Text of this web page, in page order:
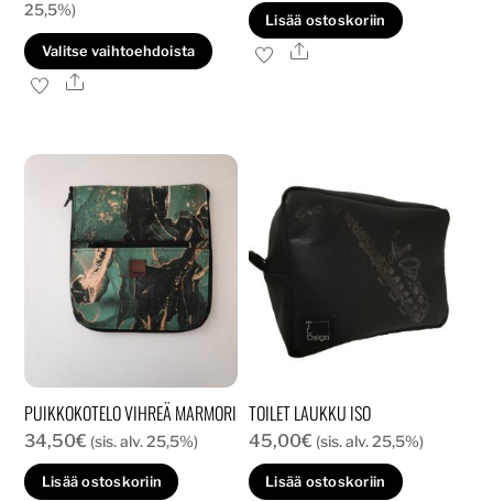
-
41,50€
25,5%)
Valitse vaihtoehdoista
Tällä
muunnelma.
valinnat
tuotteen
sivulla.
Ale
Lisää ostoskoriin
Ale
PUIKKOKOTELO VIHREÄ MARMORI
34,50€ (sis. alv. 25,5%)
Lisää ostoskoriin
TOILET LAUKKU ISO
45,00€ (sis. alv. 25,5%)
Lisää ostoskoriin